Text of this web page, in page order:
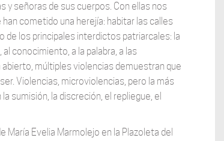
señoras de sus cuerpos. Con ellas nos
cometido una herejía: habitar las calles
de los principales interdictos patriarcales: la
conocimiento, a la palabra, a las
múltiples violencias demuestran que
Violencias, microviolencias, pero la más
sumisión, la discreción, el repliegue, el
Evelia Marmolejo en la Plazoleta del